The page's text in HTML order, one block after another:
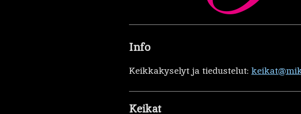
Info
Keikkakyselyt ja tiedustelut:
Keikat